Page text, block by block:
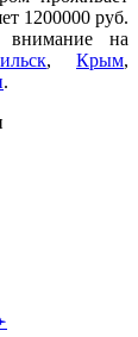
1200000 руб.
внимание на
,Крым,
.